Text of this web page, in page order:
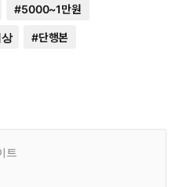
#5000~1만원
#단행본
트